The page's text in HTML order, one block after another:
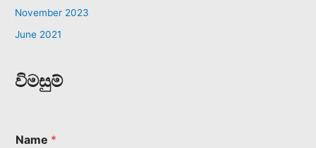
November 2023
June 2021
විමසුම්
Name *